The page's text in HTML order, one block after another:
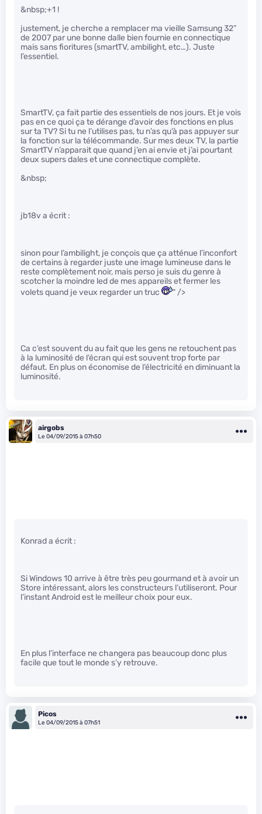
&nbsp;+1 !
justement, je cherche a remplacer ma vieille Samsung 32”
de 2007 par une bonne dalle bien fournie en connectique
mais sans fioritures (smartTV, ambilight, etc…). Juste
l’essentiel.
SmartTV, ça fait partie des essentiels de nos jours. Et je vois
pas en ce quoi ça te dérange d’avoir des fonctions en plus
sur ta TV? Si tu ne l’utilises pas, tu n’as qu’à pas appuyer sur
la fonction sur la télécommande. Sur mes deux TV, la partie
SmartTV n’apparait que quand j’en ai envie et j’ai pourtant
deux supers dales et une connectique complète.
&nbsp;
jb18v a écrit :
sinon pour l’ambilight, je conçois que ça atténue l’inconfort
de certains à regarder juste une image lumineuse dans le
reste complètement noir, mais perso je suis du genre à
scotcher la moindre led de mes appareils et fermer les
volets quand je veux regarder un truc
" />
Ca c’est souvent du au fait que les gens ne retouchent pas
à la luminosité de l’écran qui est souvent trop forte par
défaut. En plus on économise de l’électricité en diminuant la
luminosité.
airgobs
Le 04/09/2015 à 07h50
Konrad a écrit :
Si Windows 10 arrive à être très peu gourmand et à avoir un
Store intéressant, alors les constructeurs l’utiliseront. Pour
l’instant Android est le meilleur choix pour eux.
En plus l’interface ne changera pas beaucoup donc plus
facile que tout le monde s’y retrouve.
Picos
Le 04/09/2015 à 07h51